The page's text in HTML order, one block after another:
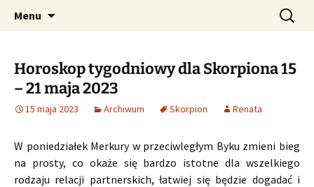
CzaroMarowy horoskop
dzienny, miesięczny i
tygodniowy
Profesjonalne przepowiednie astrologiczne
Menu Szukaj:
Horoskop tygodniowy dla Skorpiona 15
– 21 maja 2023
15 maja 2023 Archiwum Skorpion Renata
W poniedziałek Merkury w przeciwległym Byku zmieni bieg
na prosty, co okaże się bardzo istotne dla wszelkiego
rodzaju relacji partnerskich, łatwiej się będzie dogadać i